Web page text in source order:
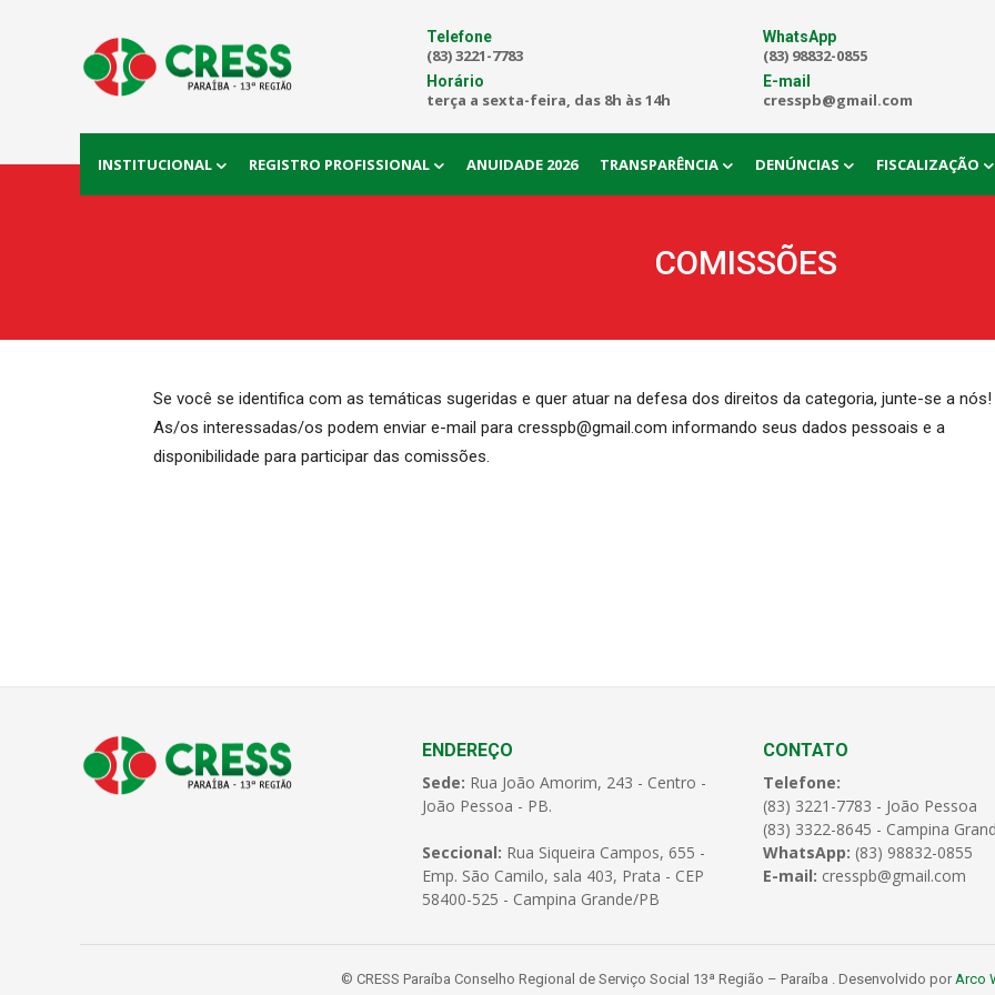
Telefone
(83) 3221-7783
Horário
terça a sexta-feira, das 8h às 14h
WhatsApp
(83) 98832-0855
E-mail
cresspb@gmail.com
INSTITUCIONAL REGISTRO PROFISSIONAL ANUIDADE 2026 TRANSPARÊNCIA DENÚNCIAS FISCALIZAÇÃO
COMISSÕES
Se você se identifica com as temáticas sugeridas e quer atuar na defesa dos direitos da categoria, junte-se a nós!
As/os interessadas/os podem enviar e-mail para cresspb@gmail.com informando seus dados pessoais e a
disponibilidade para participar das comissões.
ENDEREÇO
Sede: Rua João Amorim, 243 - Centro -
João Pessoa - PB.
Seccional: Rua Siqueira Campos, 655 -
Emp. São Camilo, sala 403, Prata - CEP
58400-525 - Campina Grande/PB
CONTATO
Telefone:
(83) 3221-7783 - João Pessoa
(83) 3322-8645 - Campina
WhatsApp: (83) 98832-0855
E-mail: cresspb@gmail.com
© CRESS Paraíba Conselho Regional de Serviço Social 13ª Região – Paraíba . Desenvolvido por Arco